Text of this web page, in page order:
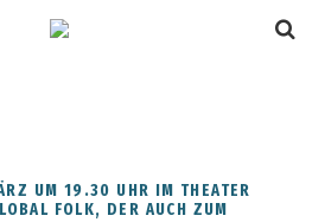
UM 19.30 UHR IM THEATER
FOLK, DER AUCH ZUM N